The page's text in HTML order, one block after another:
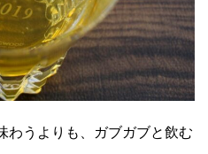
わうよりも、ガブガブと飲む